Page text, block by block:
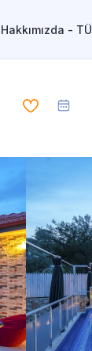
Hakkımızda -